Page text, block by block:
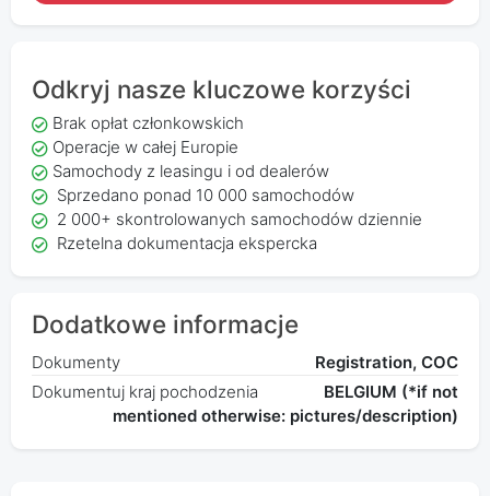
Odkryj nasze kluczowe korzyści
Brak opłat członkowskich
Operacje w całej Europie
Samochody z leasingu i od dealerów
Sprzedano ponad 10 000 samochodów
2 000+ skontrolowanych samochodów dziennie
Rzetelna dokumentacja ekspercka
Dodatkowe informacje
Dokumenty
Registration, COC
Dokumentuj kraj pochodzenia
BELGIUM (*if not
mentioned otherwise: pictures/description)